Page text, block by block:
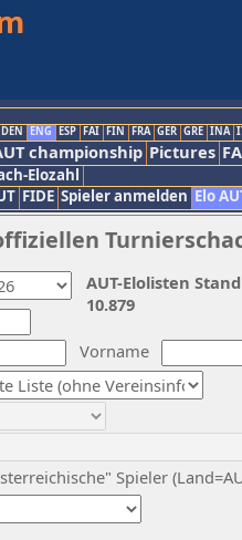
DEN ENG ESP FAI FIN FRA GER GRE INA
championship Pictures
Elozahl
FIDE Spieler anmelden Elo
Vorname
Spieler
AUT-Elolisten
10.879